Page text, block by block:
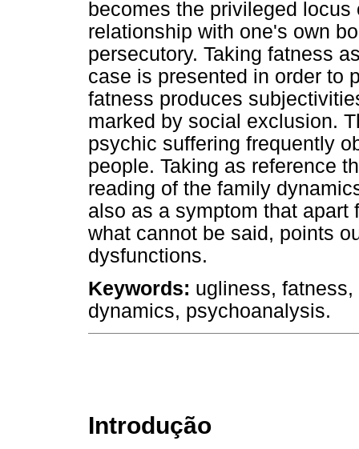
becomes the privileged
relationship with one's own
persecutory. Taking fatness
case is presented in order to
fatness produces
marked by social exclusion.
psychic suffering frequently
people. Taking as reference
reading of the family
also as a symptom that apart
what cannot be said, points
dysfunctions.
Keywords: ugliness,
dynamics, psychoanalysis.
Introdução